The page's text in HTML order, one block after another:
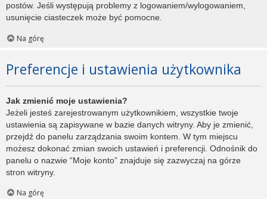
postów. Jeśli występują problemy z logowaniem/wylogowaniem,
usunięcie ciasteczek może być pomocne.
Na górę
Preferencje i ustawienia użytkownika
Jak zmienić moje ustawienia?
Jeżeli jesteś zarejestrowanym użytkownikiem, wszystkie twoje
ustawienia są zapisywane w bazie danych witryny. Aby je zmienić,
przejdź do panelu zarządzania swoim kontem. W tym miejscu
możesz dokonać zmian swoich ustawień i preferencji. Odnośnik do
panelu o nazwie “Moje konto” znajduje się zazwyczaj na górze
stron witryny.
Na górę